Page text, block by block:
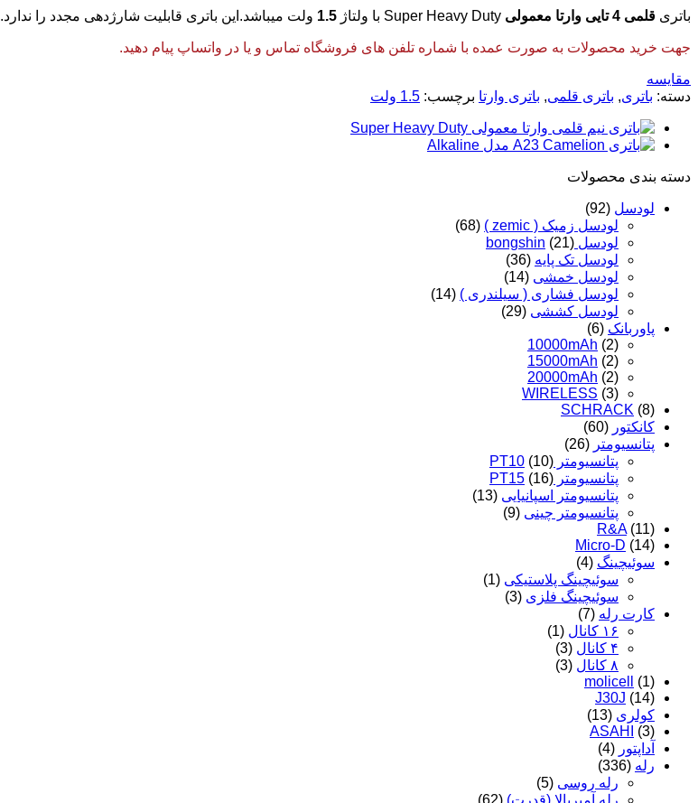
باتری قلمی 4 تایی وارتا معمولی 1.5 ولت میباشد.این باتری قابلیت شارژدهی مجدد را ندارد.
جهت خرید محصولات به صورت عمده با شماره تلفن های فروشگاه تماس و یا در واتساپ پیام دهید.
مقایسه
دسته: باتری, باتری قلمی, باتری وارتا برچسب: 1.5 ولت
دسته‌ بندی محصولات
لودسل (92)
لودسل زمیک ( zemic )
(68)
لودسل bongshin (21)
لودسل تک پایه (36)
لودسل خمشی (14)
لودسل فشاری ( سیلندری ) (14)
لودسل کششی (29)
پاوربانک (6)
10000mAh (2)
15000mAh (2)
20000mAh (2)
WIRELESS (3)
SCHRACK (8)
کانکتور (60)
پتانسیومتر (26)
پتانسیومتر PT10 (10)
پتانسیومتر PT15 (16)
پتانسیومتر اسپانیایی (13)
پتانسیومتر چینی (9)
R&A (11)
Micro-D (14)
سوئیچینگ (4)
سوئیچینگ پلاستیکی (1)
سوئیچینگ فلزی (3)
کارت رله (7)
۱۶ کانال
(1)
۴ کانال
(3)
۸ کانال
(3)
molicell
(1)
J30J (14)
کولری (13)
ASAHI
(3)
آداپتور (4)
رله (336)
رله روسی (5)
رله آمپربالا (قدرت) (62)